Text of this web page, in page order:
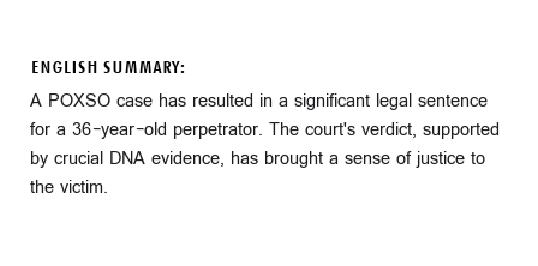
ENGLISH SUMMARY:
A POXSO case has resulted in a significant legal sentence
for a 36-year-old perpetrator. The court's verdict, supported
by crucial DNA evidence, has brought a sense of justice to
the victim.